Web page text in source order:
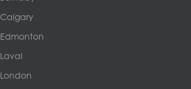
Calgary
Edmonton
Laval
London